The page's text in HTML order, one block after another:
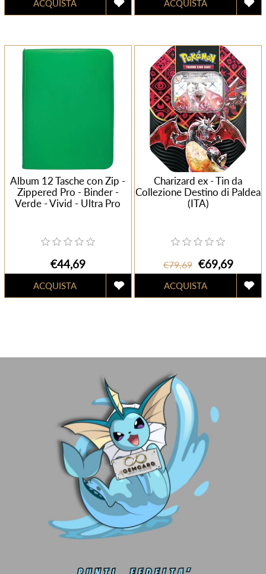
Album 12 Tasche con Zip -
Zippered Pro - Binder -
Verde - Vivid - Ultra Pro
€44,69
Charizard ex - Tin da
Collezione Destino di Paldea
(ITA)
€79,69 €69,69